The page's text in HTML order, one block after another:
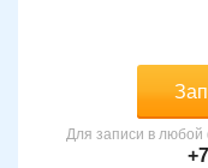
Для записи в любой